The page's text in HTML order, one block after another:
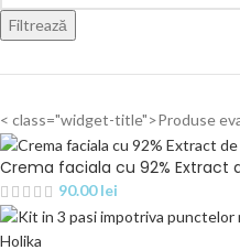
Filtrează
< class="widget-title">Produse
Crema faciala cu 92% Extract
90.00lei